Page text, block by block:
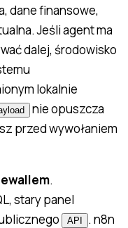
dane finansowe,
Jeśli agent ma
dalej, środowisko
lokalnie
nie opuszcza
przed wywołaniem
.
stary panel
API
. n8n